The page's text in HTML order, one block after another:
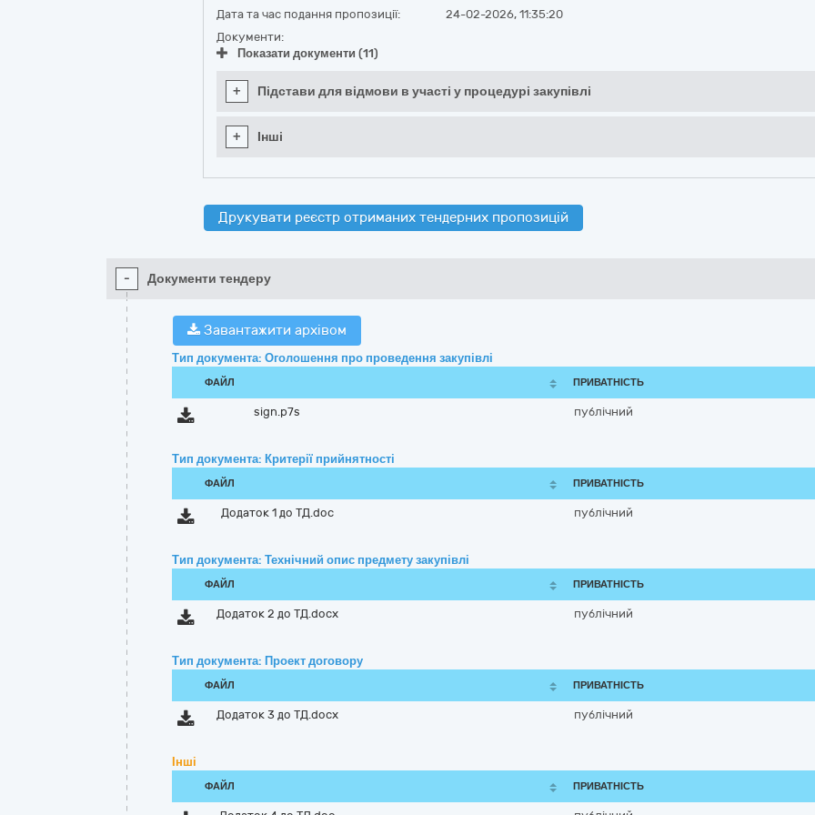
Дата та час подання пропозиції:
24-02-2026, 11:35:20
Документи:
Показати документи (11)
+ Підстави для відмови в участі у процедурі закупівлі
+ Інші
Друкувати реєстр отриманих тендерних пропозицій
- Документи тендеру
Завантажити архівом
Тип документа: Оголошення про проведення закупівлі
ФАЙЛ ПРИВАТНІСТЬ
sign.p7s публічний
Тип документа: Критерії прийнятності
ФАЙЛ ПРИВАТНІСТЬ
Додаток 1 до ТД.doc публічний
Тип документа: Технічний опис предмету закупівлі
ФАЙЛ ПРИВАТНІСТЬ
Додаток 2 до ТД.docx публічний
Тип документа: Проект договору
ФАЙЛ ПРИВАТНІСТЬ
Додаток 3 до ТД.docx публічний
Інші
ФАЙЛ ПРИВАТНІСТЬ